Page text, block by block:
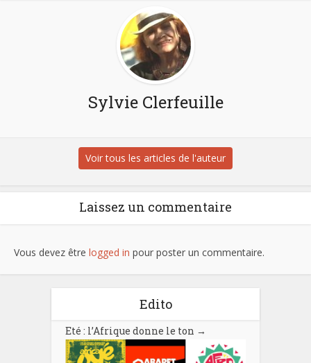
Sylvie Clerfeuille
Voir tous les articles de l'auteur
Laissez un commentaire
Vous devez être logged in pour poster un commentaire.
Edito
Eté : l’Afrique donne le ton →